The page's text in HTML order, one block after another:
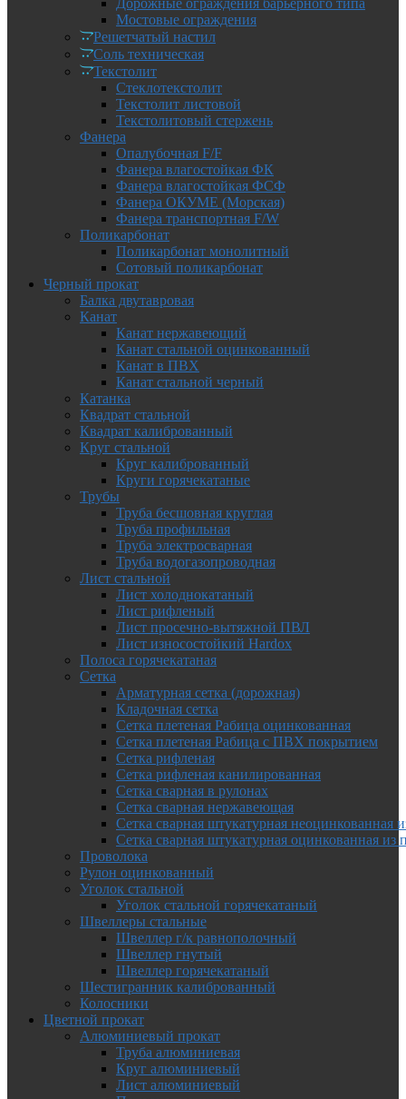
Дорожные ограждения барьерного типа
Мостовые ограждения
Решетчатый настил
Соль техническая
Текстолит
Стеклотекстолит
Текстолит листовой
Текстолитовый стержень
Фанера
Опалубочная F/F
Фанера влагостойкая ФК
Фанера влагостойкая ФСФ
Фанера ОКУМЕ (Морская)
Фанера транспортная F/W
Поликарбонат
Поликарбонат монолитный
Сотовый поликарбонат
Черный прокат
Балка двутавровая
Канат
Канат нержавеющий
Канат стальной оцинкованный
Канат в ПВХ
Канат стальной черный
Катанка
Квадрат стальной
Квадрат калиброванный
Круг стальной
Круг калиброванный
Круги горячекатаные
Трубы
Труба бесшовная круглая
Труба профильная
Труба электросварная
Труба водогазопроводная
Лист стальной
Лист холоднокатаный
Лист рифленый
Лист просечно-вытяжной ПВЛ
Лист износостойкий Hardox
Полоса горячекатаная
Сетка
Арматурная сетка (дорожная)
Кладочная сетка
Сетка плетеная Рабица оцинкованная
Сетка плетеная Рабица с ПВХ покрытием
Сетка рифленая
Сетка рифленая канилированная
Сетка сварная в рулонах
Сетка сварная нержавеющая
Сетка сварная штукатурная неоцинкованная
Сетка сварная штукатурная оцинкованная из
Проволока
Рулон оцинкованный
Уголок стальной
Уголок стальной горячекатаный
Швеллеры стальные
Швеллер г/к равнополочный
Швеллер гнутый
Швеллер горячекатаный
Шестигранник калиброванный
Колосники
Цветной прокат
Алюминиевый прокат
Труба алюминиевая
Круг алюминиевый
Лист алюминиевый